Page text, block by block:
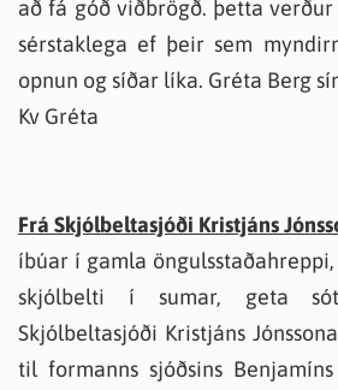
að fá góð viðbrögð. þetta
sérstaklega ef þeir sem
opnun og síðar líka. Gréta Berg
Kv Gréta
Frá Skjólbeltasjóði Kristjáns
íbúar í gamla
skjólbelti í sumar, geta
Skjólbeltasjóði Kristjáns
til formanns sjóðsins